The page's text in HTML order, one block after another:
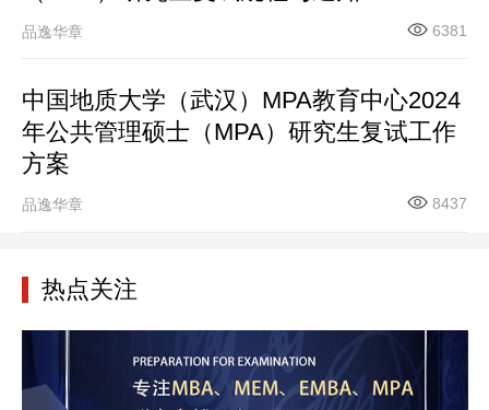
品逸华章 6381
中国地质大学（武汉）MPA教育中心2024
年公共管理硕士（MPA）研究生复试工作
方案
品逸华章 8437
热点关注